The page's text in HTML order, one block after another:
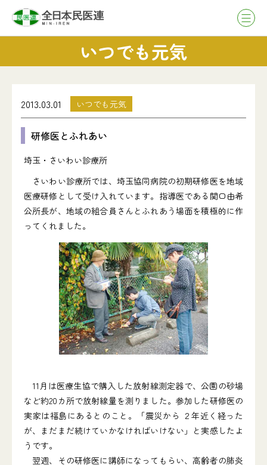
いつでも元気
2013.03.01 いつでも元気
研修医とふれあい
埼玉・さいわい診療所
さいわい診療所では、埼玉協同病院の初期研修医を地域
医療研修として受け入れています。指導医である関口由希
公所長が、地域の組合員さんとふれあう場面を積極的に作
ってくれました。
11月は医療生協で購入した放射線測定器で、公園の砂場
など約20カ所で放射線量を測りました。参加した研修医の
実家は福島にあるとのこと。「震災から ２年近く経った
が、まだまだ続けていかなければいけない」と実感したよ
うです。
翌週、その研修医に講師になってもらい、高齢者の肺炎